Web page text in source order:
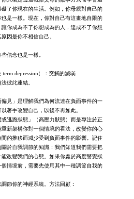
了你現在的生活。例如，你母親對自己的
是一樣。現在，你對自己有這畫地自限的
你成為不了你想成為的人，達成不了你想
因是你不相信自己。
信念也是一樣。
depression）：突觸的減弱
彼此連結。
見」是理解我們為何流連在負面事件的一
著手改變自己，以後不再如此。
逃跑狀態」（高壓力狀態）而是專注於正
新架構你對一個情境的看法，改變你的心
的推移而減少受到負面事件的影響。記住
於自我調節的知識：我們知道我們需要把
改變我們的心態。如果你處於高度警覺狀
情境前，需要先使用其中一種調節自我的
節你的神經系統。方法回顧：